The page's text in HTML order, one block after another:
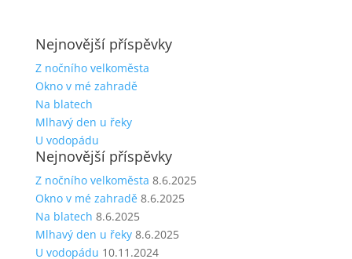
Nejnovější příspěvky
Z nočního velkoměsta
Okno v mé zahradě
Na blatech
Mlhavý den u řeky
U vodopádu
Nejnovější příspěvky
Z nočního velkoměsta 8.6.2025
Okno v mé zahradě 8.6.2025
Na blatech 8.6.2025
Mlhavý den u řeky 8.6.2025
U vodopádu 10.11.2024